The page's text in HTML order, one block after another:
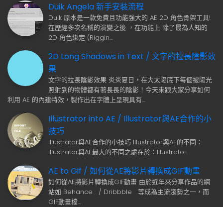
Duik Angela 新手安裝流程
Duik 原本是一款免費且功能強大的 AE 2D 角色骨架工具!
在歷經多次名稱的演變之後 ，在功能上 除了最為人知的
2D 角色綁定 (Riggin…
2D Long Shadows in Text / 文字的拉長陰影效
果
文字的拉長陰影效果 炎炎夏日，在大太陽底下每個被陽光
照射到的物體都有著長長的陰影！今天來跟大家分享如何
利用 AE 的內建特效，製作出在字體上呈現具有…
Illustrator into AE / Illustrator與AE合作的小
技巧
Illustrator與AE合作的小技巧 Illustrator與AE的不同：
Illustrator與AE最大的不同之處在於：Illustrato…
AE to Gif / 如何從AE將影片轉換成GIF動畫
如何從AE將影片轉換成GIF動畫 由於近年來分享作品的網
站如 Behance / Dribbble 等成為主流趨勢之一，而
GIF動畫檔…